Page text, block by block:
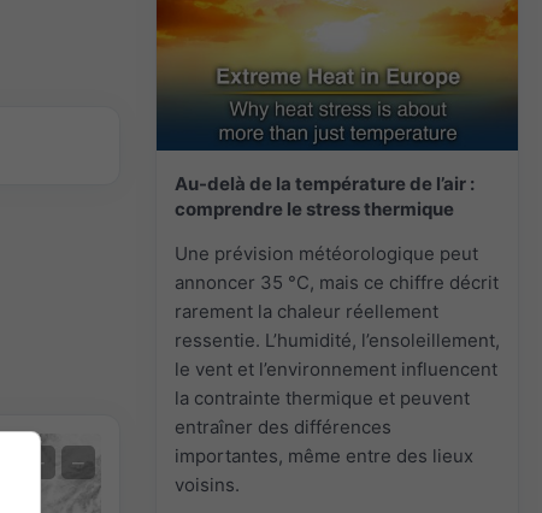
Au-delà de la température de l’air :
comprendre le stress thermique
Une prévision météorologique peut
annoncer 35 °C, mais ce chiffre décrit
rarement la chaleur réellement
ressentie. L’humidité, l’ensoleillement,
le vent et l’environnement influencent
la contrainte thermique et peuvent
entraîner des différences
importantes, même entre des lieux
voisins.
Prévision des extrêmes
+ −